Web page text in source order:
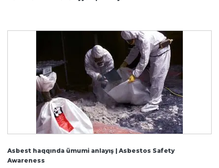
Asbest haqqında ümumi anlayış | Asbestos Safety
Awareness